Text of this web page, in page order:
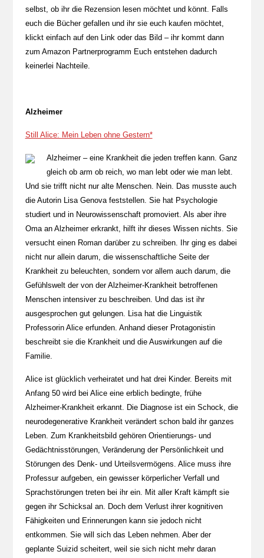
selbst, ob ihr die Rezension lesen möchtet und könnt. Falls
euch die Bücher gefallen und ihr sie euch kaufen möchtet,
klickt einfach auf den Link oder das Bild – ihr kommt dann
zum Amazon Partnerprogramm Euch entstehen dadurch
keinerlei Nachteile.
Alzheimer
Still Alice: Mein Leben ohne Gestern*
Alzheimer – eine Krankheit die jeden treffen kann. Ganz
gleich ob arm ob reich, wo man lebt oder wie man lebt.
Und sie trifft nicht nur alte Menschen. Nein. Das musste auch
die Autorin Lisa Genova feststellen. Sie hat Psychologie
studiert und in Neurowissenschaft promoviert. Als aber ihre
Oma an Alzheimer erkrankt, hilft ihr dieses Wissen nichts. Sie
versucht einen Roman darüber zu schreiben. Ihr ging es dabei
nicht nur allein darum, die wissenschaftliche Seite der
Krankheit zu beleuchten, sondern vor allem auch darum, die
Gefühlswelt der von der Alzheimer-Krankheit betroffenen
Menschen intensiver zu beschreiben. Und das ist ihr
ausgesprochen gut gelungen. Lisa hat die Linguistik
Professorin Alice erfunden. Anhand dieser Protagonistin
beschreibt sie die Krankheit und die Auswirkungen auf die
Familie.
Alice ist glücklich verheiratet und hat drei Kinder. Bereits mit
Anfang 50 wird bei Alice eine erblich bedingte, frühe
Alzheimer-Krankheit erkannt. Die Diagnose ist ein Schock, die
neurodegenerative Krankheit verändert schon bald ihr ganzes
Leben. Zum Krankheitsbild gehören Orientierungs- und
Gedächtnisstörungen, Veränderung der Persönlichkeit und
Störungen des Denk- und Urteilsvermögens. Alice muss ihre
Professur aufgeben, ein gewisser körperlicher Verfall und
Sprachstörungen treten bei ihr ein. Mit aller Kraft kämpft sie
gegen ihr Schicksal an. Doch dem Verlust ihrer kognitiven
Fähigkeiten und Erinnerungen kann sie jedoch nicht
entkommen. Sie will sich das Leben nehmen. Aber der
geplante Suizid scheitert, weil sie sich nicht mehr daran